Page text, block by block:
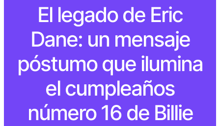
El legado de Eric
Dane: un mensaje
póstumo que ilumina
el cumpleaños
número 16 de Billie